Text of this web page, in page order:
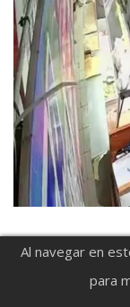
Al navegar en
para